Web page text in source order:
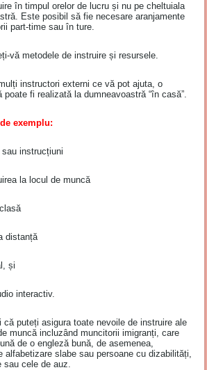
în timpul orelor de lucru și nu pe cheltuiala
Este posibil să fie necesare aranjamente
part-time sau în ture.
vă metodele de instruire și resursele.
instructori externi ce vă pot ajuta, o
fi realizată la dumneavoastră “în casă”.
exemplu:
instrucțiuni
la locul de muncă
distanță
și
interactiv.
că puteți asigura toate nevoile de instruire ale
muncă incluzând muncitorii imigranți, care
de o engleză bună, de asemenea,
alfabetizare slabe sau persoane cu dizabilități,
sau cele de auz.